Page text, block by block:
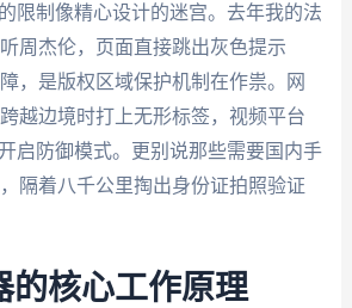
限制像精心设计的迷宫。去年我的法
周杰伦，页面直接跳出灰色提示
，是版权区域保护机制在作祟。网
越边境时打上无形标签，视频平台
启防御模式。更别说那些需要国内手
隔着八千公里掏出身份证拍照验证
的核心工作原理